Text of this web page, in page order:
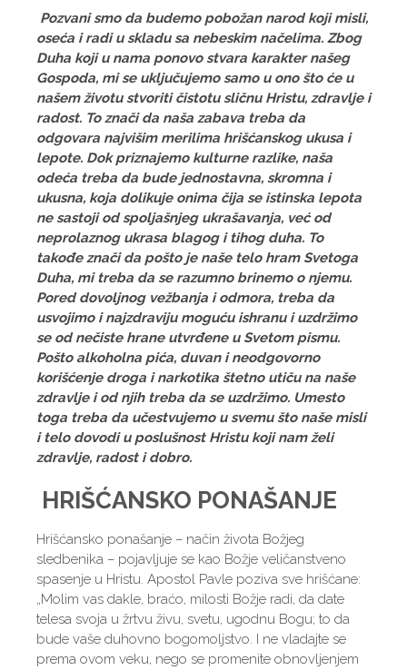
Pozvani smo da budemo pobožan narod koji misli,
oseća i radi u skladu sa nebeskim načelima. Zbog
Duha koji u nama ponovo stvara karakter našeg
Gospoda, mi se uključujemo samo u ono što će u
našem životu stvoriti čistotu sličnu Hristu, zdravlje i
radost. To znači da naša zabava treba da
odgovara najvišim merilima hrišćanskog ukusa i
lepote. Dok priznajemo kulturne razlike, naša
odeća treba da bude jednostavna, skromna i
ukusna, koja dolikuje onima čija se istinska lepota
ne sastoji od spoljašnjeg ukrašavanja, već od
neprolaznog ukrasa blagog i tihog duha. To
takođe znači da pošto je naše telo hram Svetoga
Duha, mi treba da se razumno brinemo o njemu.
Pored dovoljnog vežbanja i odmora, treba da
usvojimo i najzdraviju moguću ishranu i uzdržimo
se od nečiste hrane utvrđene u Svetom pismu.
Pošto alkoholna pića, duvan i neodgovorno
korišćenje droga i narkotika štetno utiču na naše
zdravlje i od njih treba da se uzdržimo. Umesto
toga treba da učestvujemo u svemu što naše misli
i telo dovodi u poslušnost Hristu koji nam želi
zdravlje, radost i dobro.
HRIŠĆANSKO PONAŠANJE
Hrišćansko ponašanje – način života Božjeg
sledbenika – pojavljuje se kao Božje veličanstveno
spasenje u Hristu. Apostol Pavle poziva sve hrišćane:
„Molim vas dakle, braćo, milosti Božje radi, da date
telesa svoja u žrtvu živu, svetu, ugodnu Bogu; to da
bude vaše duhovno bogomoljstvo. I ne vladajte se
prema ovom veku, nego se promenite obnovljenjem